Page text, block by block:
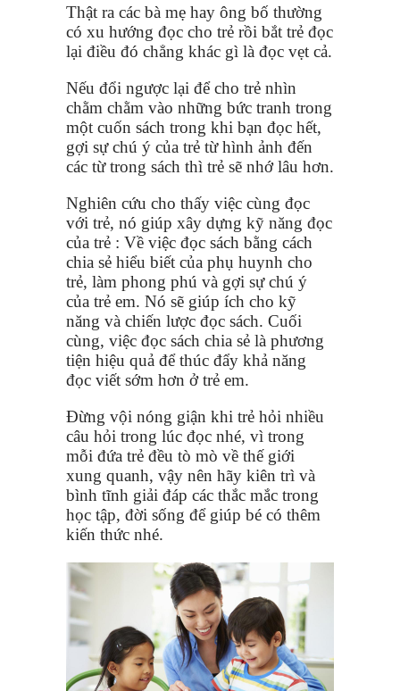
Thật ra các bà mẹ hay ông bố thường
có xu hướng đọc cho trẻ rồi bắt trẻ đọc
lại điều đó chẳng khác gì là đọc vẹt cả.
Nếu đổi ngược lại để cho trẻ nhìn
chằm chằm vào những bức tranh trong
một cuốn sách trong khi bạn đọc hết,
gợi sự chú ý của trẻ từ hình ảnh đến
các từ trong sách thì trẻ sẽ nhớ lâu hơn.
Nghiên cứu cho thấy việc cùng đọc
với trẻ, nó giúp xây dựng kỹ năng đọc
của trẻ : Về việc đọc sách bằng cách
chia sẻ hiểu biết của phụ huynh cho
trẻ, làm phong phú và gợi sự chú ý
của trẻ em. Nó sẽ giúp ích cho kỹ
năng và chiến lược đọc sách. Cuối
cùng, việc đọc sách chia sẻ là phương
tiện hiệu quả để thúc đẩy khả năng
đọc viết sớm hơn ở trẻ em.
Đừng vội nóng giận khi trẻ hỏi nhiều
câu hỏi trong lúc đọc nhé, vì trong
mỗi đứa trẻ đều tò mò về thế giới
xung quanh, vậy nên hãy kiên trì và
bình tĩnh giải đáp các thắc mắc trong
học tập, đời sống để giúp bé có thêm
kiến thức nhé.